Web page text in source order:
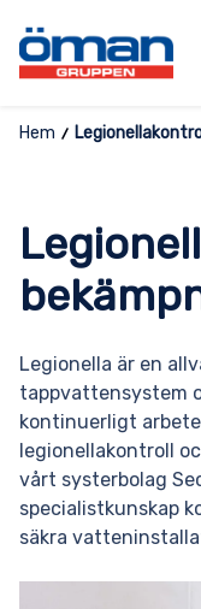
Hem
Legionella är en
tappvattensystem
kontinuerligt
legionellakontroll
vårt systerbolag
specialistkunskap
säkra